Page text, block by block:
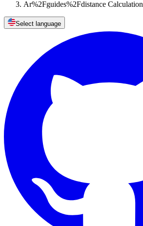
Ar%2Fguides%2Fdistance Calculation
Select language